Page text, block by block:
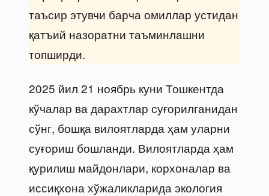
таъсир этувчи барча омиллар устидан
қатъий назоратни таъминлашни
топширди.
2025 йил 21 ноябрь куни Тошкентда
кўчалар ва дарахтлар суғорилганидан
сўнг, бошқа вилоятларда ҳам уларни
суғориш бошланди. Вилоятларда ҳам
қурилиш майдонлари, корхоналар ва
иссиқхона хўжаликларида экология